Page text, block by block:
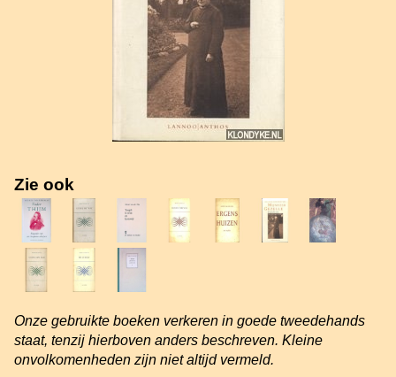
Zie ook
Onze gebruikte boeken verkeren in goede tweedehands
staat, tenzij hierboven anders beschreven. Kleine
onvolkomenheden zijn niet altijd vermeld.